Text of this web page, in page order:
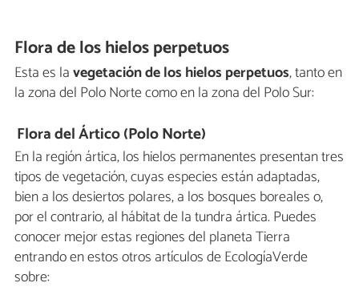
Flora de los hielos perpetuos
Esta es lavegetación de los hielos perpetuos, tanto en
la zona del Polo Norte como en la zona del Polo Sur:
Flora del Ártico (Polo Norte)
En la región ártica, los hielos permanentes presentan tres
tipos de vegetación, cuyas especies están adaptadas,
bien a los desiertos polares, a los bosques boreales o,
por el contrario, al hábitat de la tundra ártica. Puedes
conocer mejor estas regiones del planeta Tierra
entrando en estos otros artículos de EcologíaVerde
sobre: